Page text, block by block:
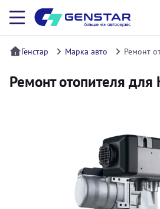
Генстар Марка авто Ремонт
Ремонт отопителя